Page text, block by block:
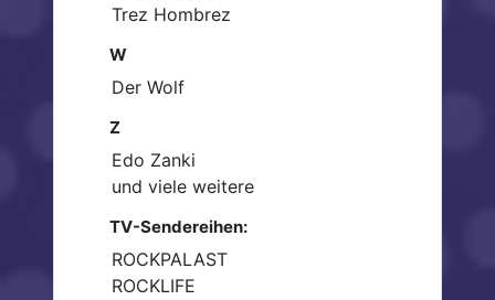
Trez Hombrez
W
Der Wolf
Z
Edo Zanki
und viele weitere
TV-Sendereihen:
ROCKPALAST
ROCKLIFE